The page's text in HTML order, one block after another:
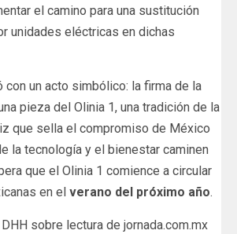
el camino para una sustitución
unidades eléctricas en dichas
con un acto simbólico: la firma de la
pieza del Olinia 1, una tradición de la
que sella el compromiso de México
la tecnología y el bienestar caminen
que el Olinia 1 comience a circular
en el verano del próximo año.
sobre lectura de jornada.com.mx